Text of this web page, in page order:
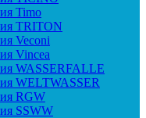
Timo
TRITON
Veconi
Vincea
WASSERFALLE
WELTWASSER
RGW
SSWW